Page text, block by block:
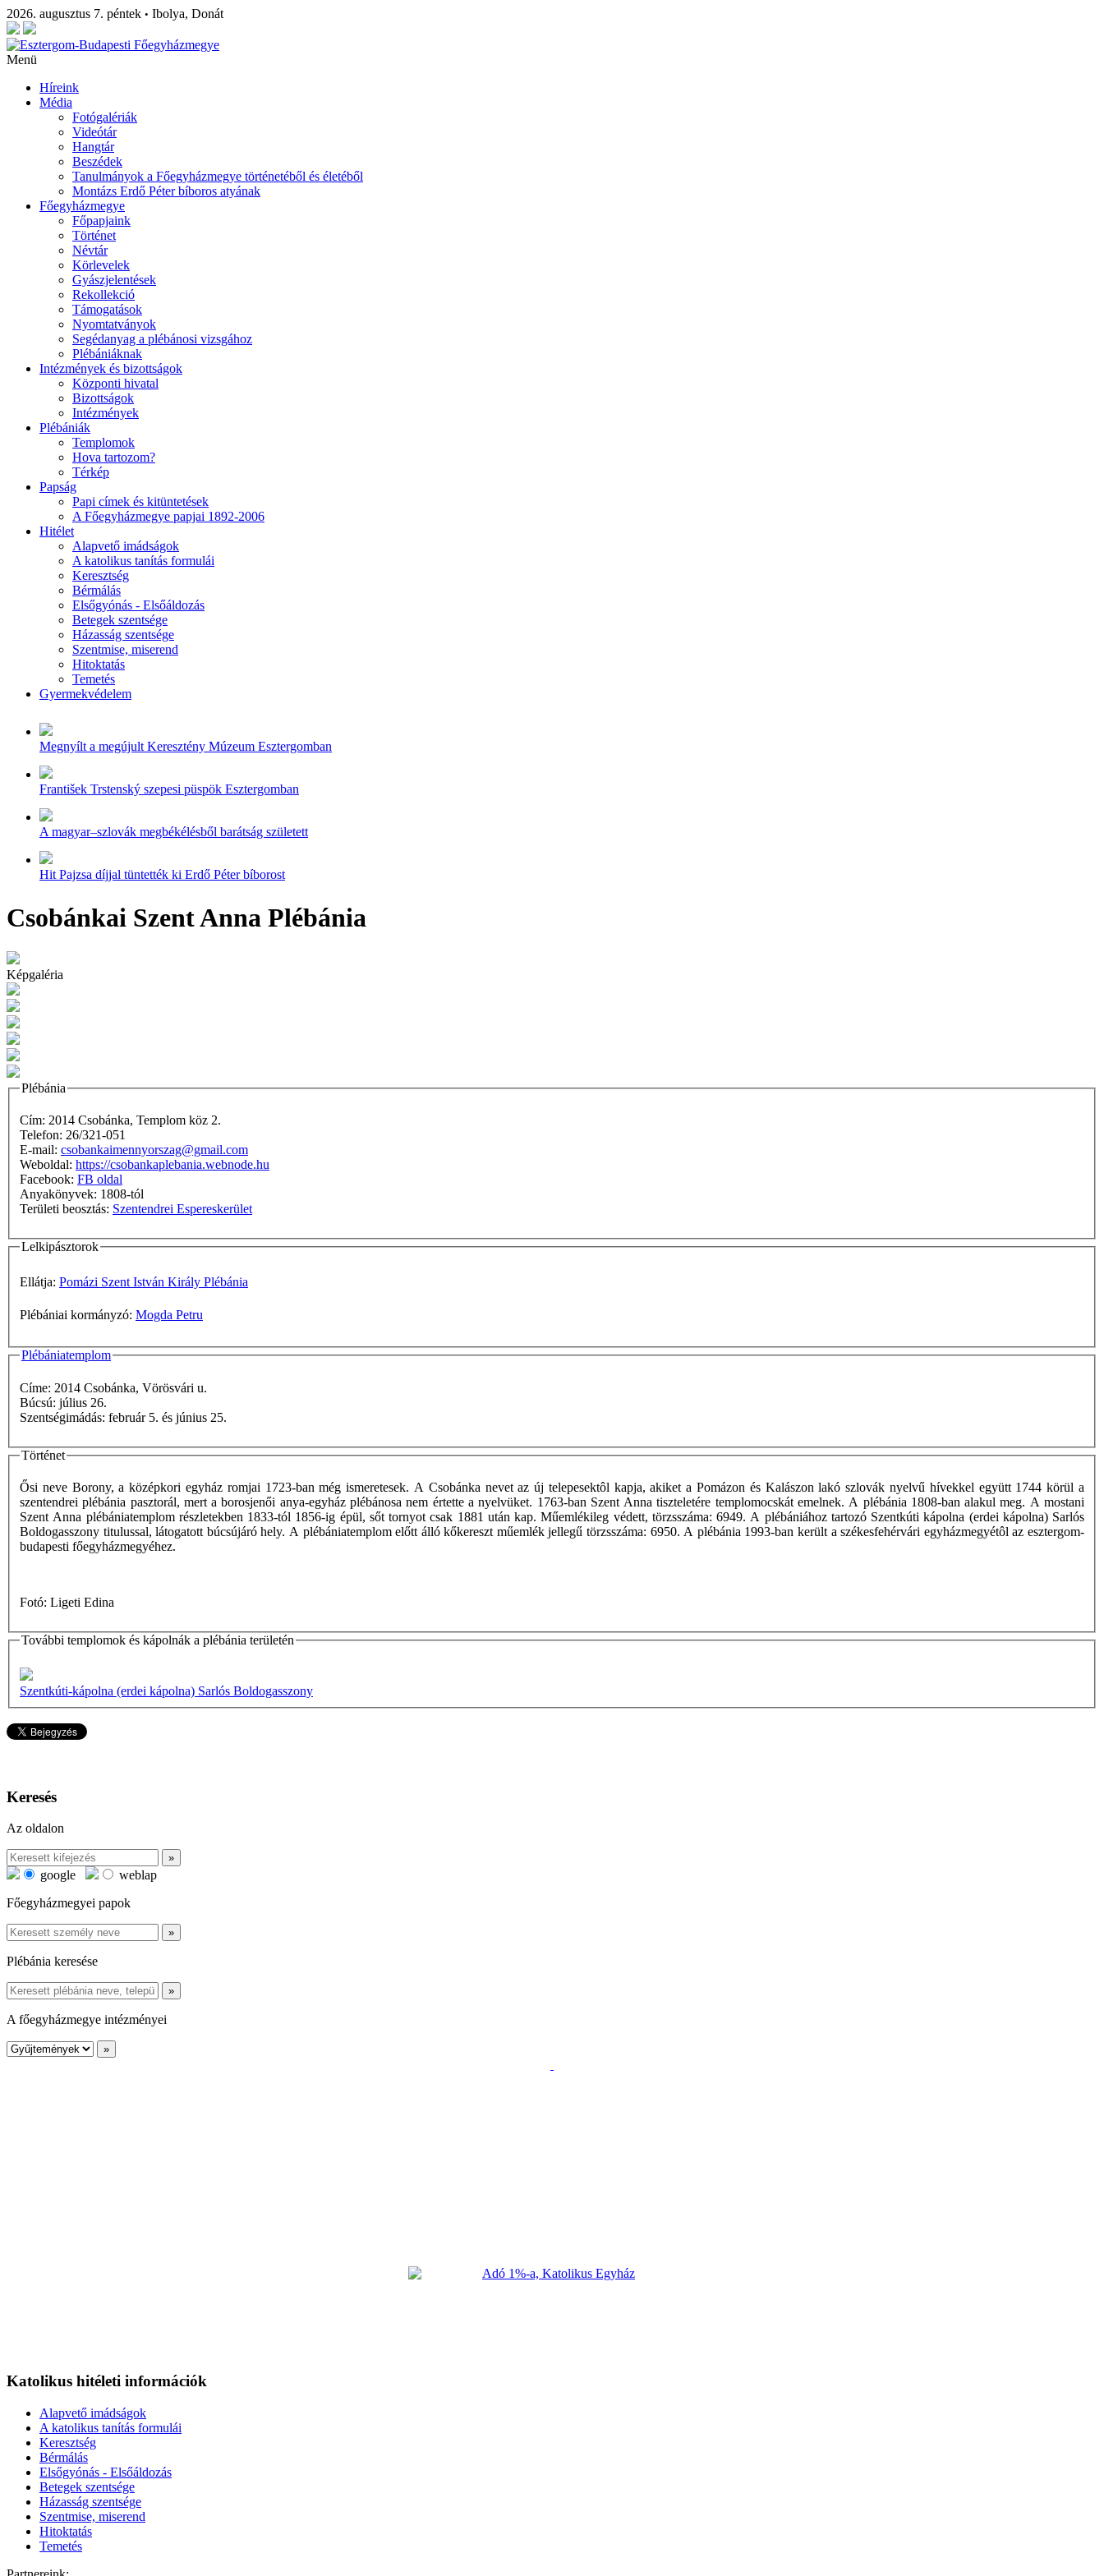
2026. augusztus 7. péntek • Ibolya, Donát
Menü
Híreink
Média
Fotógalériák
Videótár
Hangtár
Beszédek
Tanulmányok a Főegyházmegye történetéből és életéből
Montázs Erdő Péter bíboros atyának
Főegyházmegye
Főpapjaink
Történet
Névtár
Körlevelek
Gyászjelentések
Rekollekció
Támogatások
Nyomtatványok
Segédanyag a plébánosi vizsgához
Plébániáknak
Intézmények és bizottságok
Központi hivatal
Bizottságok
Intézmények
Plébániák
Templomok
Hova tartozom?
Térkép
Papság
Papi címek és kitüntetések
A Főegyházmegye papjai 1892-2006
Hitélet
Alapvető imádságok
A katolikus tanítás formulái
Keresztség
Bérmálás
Elsőgyónás - Elsőáldozás
Betegek szentsége
Házasság szentsége
Szentmise, miserend
Hitoktatás
Temetés
Gyermekvédelem
Megnyílt a megújult Keresztény Múzeum Esztergomban
František Trstenský szepesi püspök Esztergomban
A magyar–szlovák megbékélésből barátság született
Hit Pajzsa díjjal tüntették ki Erdő Péter bíborost
Csobánkai Szent Anna Plébánia
Képgaléria
Plébánia
Cím: 2014 Csobánka, Templom köz 2.
Telefon: 26/321-051
E-mail: csobankaimennyorszag@gmail.com
Weboldal: https://csobankaplebania.webnode.hu
Facebook: FB oldal
Anyakönyvek: 1808-tól
Területi beosztás: Szentendrei Espereskerület
Lelkipásztorok
Ellátja: Pomázi Szent István Király Plébánia
Plébániai kormányzó: Mogda Petru
Plébániatemplom
Címe: 2014 Csobánka, Vörösvári u.
Búcsú: július 26.
Szentségimádás: február 5. és június 25.
Történet
Ősi neve Borony, a középkori egyház romjai 1723-ban még ismeretesek. A Csobánka nevet az új telepesektôl kapja, akiket a Pomázon és Kalászon lakó szlovák nyelvű hívekkel együtt 1744 körül a
szentendrei plébánia pasztorál, mert a borosjenői anya-egyház plébánosa nem értette a nyelvüket. 1763-ban Szent Anna tiszteletére templomocskát emelnek. A plébánia 1808-ban alakul meg. A mostani
Szent Anna plébániatemplom részletekben 1833-tól 1856-ig épül, sőt tornyot csak 1881 után kap. Műemlékileg védett, törzsszáma: 6949. A plébániához tartozó Szentkúti kápolna (erdei kápolna) Sarlós
Boldogasszony titulussal, látogatott búcsújáró hely. A plébániatemplom előtt álló kőkereszt műemlék jellegű törzsszáma: 6950. A plébánia 1993-ban került a székesfehérvári egyházmegyétôl az esztergom-
budapesti főegyházmegyéhez.
Fotó: Ligeti Edina
További templomok és kápolnák a plébánia területén
Szentkúti-kápolna (erdei kápolna) Sarlós Boldogasszony
Keresés
Az oldalon
google
weblap
Főegyházmegyei papok
Plébánia keresése
A főegyházmegye intézményei
Katolikus hitéleti információk
Alapvető imádságok
A katolikus tanítás formulái
Keresztség
Bérmálás
Elsőgyónás - Elsőáldozás
Betegek szentsége
Házasság szentsége
Szentmise, miserend
Hitoktatás
Temetés